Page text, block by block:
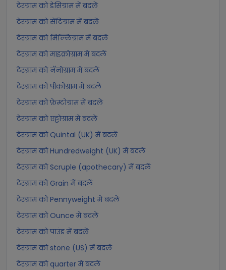
टेरग्राम को डेसिग्राम में बदलें
टेरग्राम को सेंटिग्राम में बदलें
टेरग्राम को मिल्लिग्राम में बदलें
टेरग्राम को माइक्रोग्राम में बदलें
टेरग्राम को नॅनोग्राम में बदलें
टेरग्राम को पीकोग्राम में बदलें
टेरग्राम को फ़ेम्टोग्राम में बदलें
टेरग्राम को एट्टोग्राम में बदलें
टेरग्राम को Quintal (UK) में बदलें
टेरग्राम को Hundredweight (UK) में बदलें
टेरग्राम को Scruple (apothecary) में बदलें
टेरग्राम को Grain में बदलें
टेरग्राम को Pennyweight में बदलें
टेरग्राम को Ounce में बदलें
टेरग्राम को पाउंड में बदलें
टेरग्राम को stone (US) में बदलें
टेरग्राम को quarter में बदलें